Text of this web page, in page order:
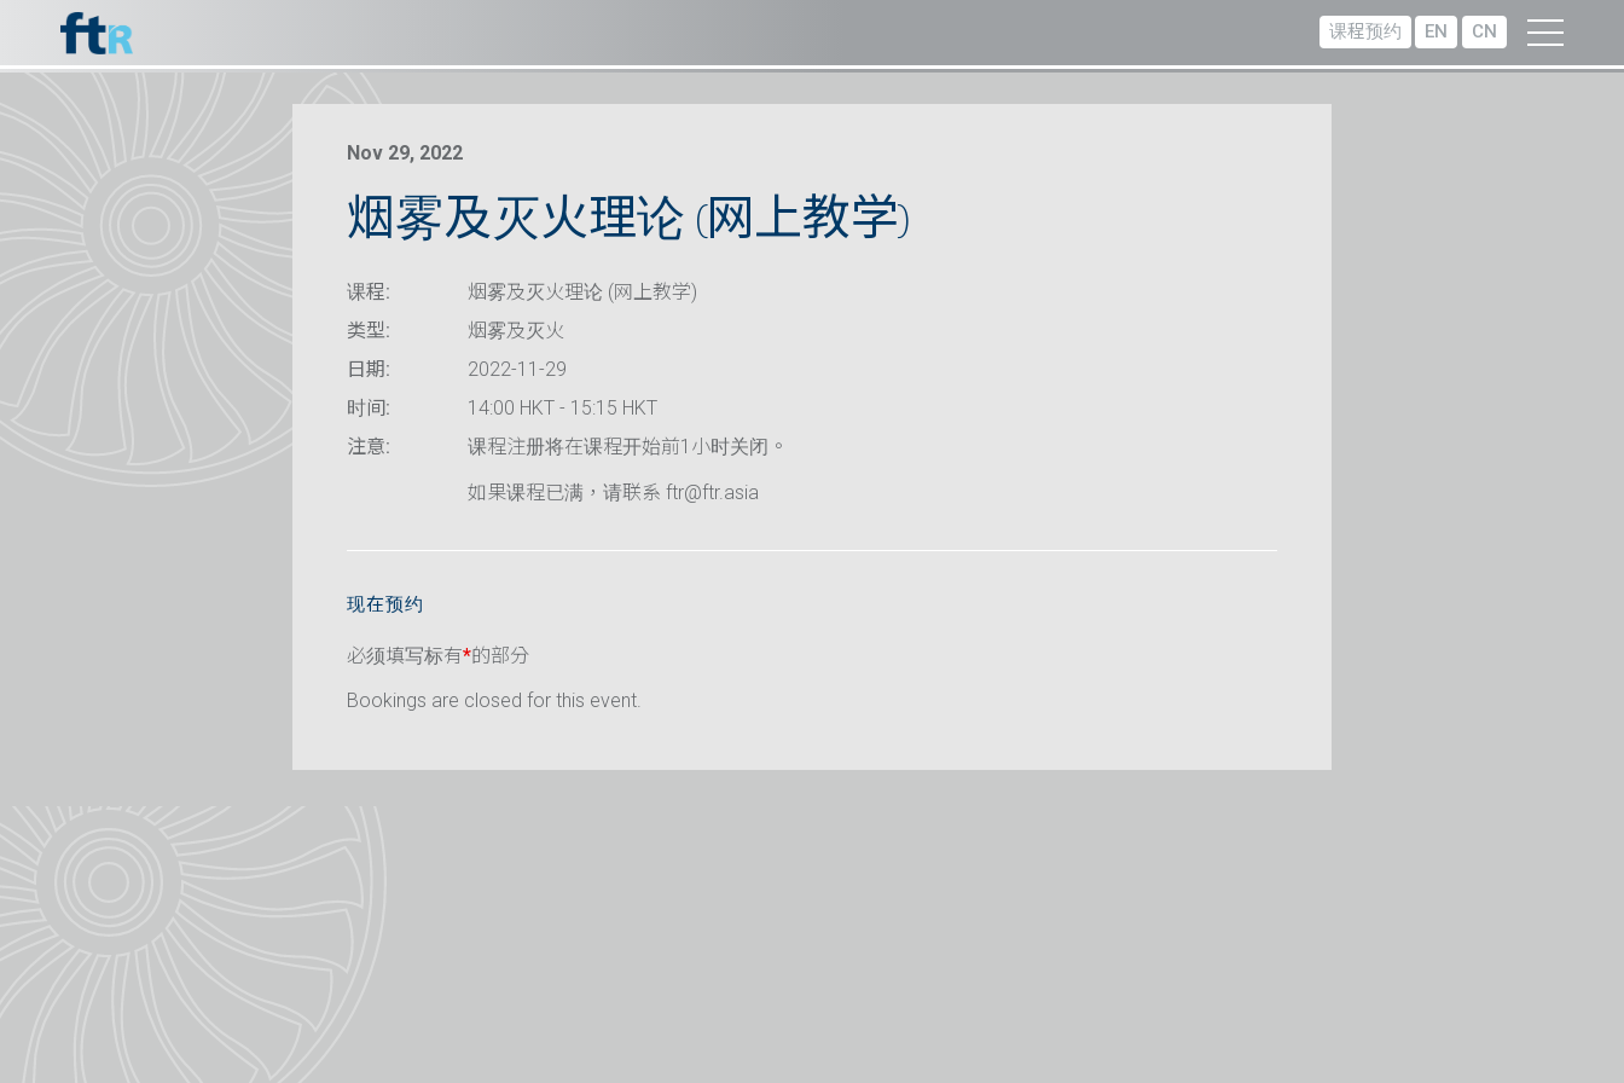
课程预约 EN CN
Nov 29, 2022
烟雾及灭火理论 (网上教学)
课程:
烟雾及灭火理论 (网上教学)
类型:
烟雾及灭火
日期:
2022-11-29
时间:
14:00 HKT - 15:15 HKT
注意:
课程注册将在课程开始前1小时关闭。
如果课程已满，请联系 ftr@ftr.asia
现在预约
必须填写标有*的部分
Bookings are closed for this event.